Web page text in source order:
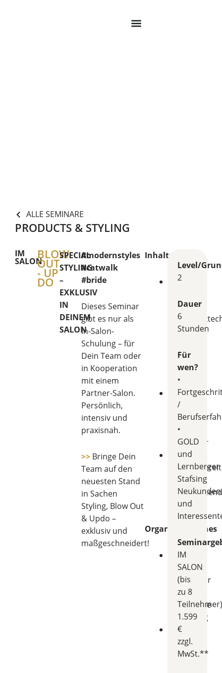
ALLE SEMINARE
PRODUCTS & STYLING
IM
SALONBLOW
OUT
- UP
DO
SPECIAL
STYLING
–
EXKLUSIV
IN
DEINEM
SALON
#modernstyles
#catwalk
#bride
Dieses Seminar
gibt es nur als
In-Salon-
Schulung – für
Dein Team oder
in Kooperation
mit einem
Partner-Salon.
Persönlich,
intensiv und
praxisnah.
>>Bringe Dein
Team auf den
neuesten Stand
in Sachen
Styling, Blow Out
& Updo –
exklusiv und
maßgeschneidert!
Inhalte
Moderne
effiziente
für
Gala
Events
Vielseitige
Styling-
Elemente,
sofort
umsetzbar
Perfekte
für
Looks
Organisatorisches
Max.
Teilnehmer
für
individuelle
Betreuung
Fokus:
Praxis
Level/
2
Dauer
6
Stunden
Für
wen?
•
/
•
GOLD
und
Lernberger
Stafsing
Neukunden
und
IM
SALON
(bis
zu 8
1.599
€
zzgl.
MwSt.**